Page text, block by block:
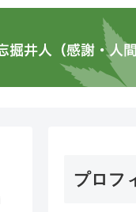
プロフ